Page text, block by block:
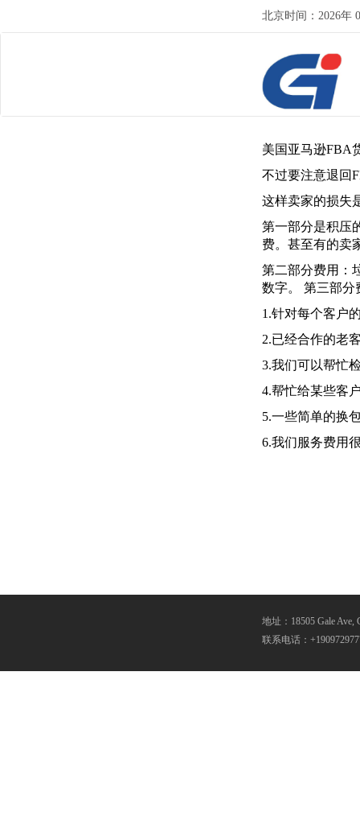
北京时间： 2026年
美国亚马逊FBA
不过要注意退回
这样卖家的损失
第一部分是积压
费。甚至有的卖
第二部分费用：
数字。 第三部分
1.针对每个客户
2.已经合作的老
3.我们可以帮忙
4.帮忙给某些客
5.一些简单的换
6.我们服务费用
地址：18505 Gale Ave,
联系电话：